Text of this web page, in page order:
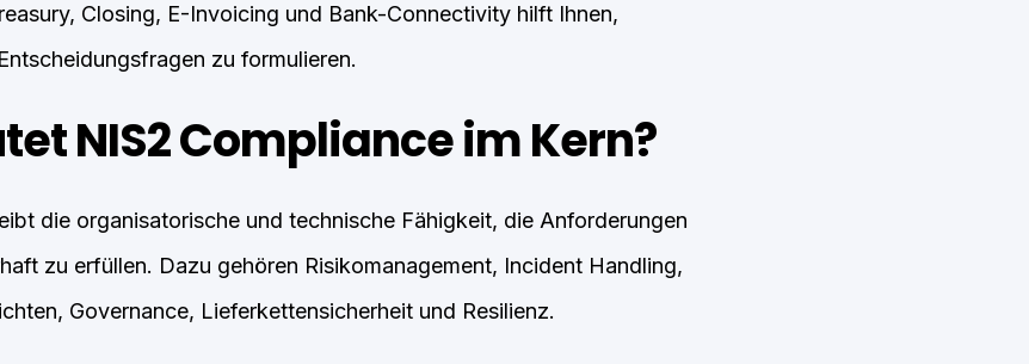
Closing, E-Invoicing und Bank-Connectivity hilft Ihnen,
zu formulieren.
NIS2 Compliance im Kern?
die organisatorische und technische Fähigkeit, die Anforderungen
zu erfüllen. Dazu gehören Risikomanagement, Incident Handling,
Governance, Lieferkettensicherheit und Resilienz.